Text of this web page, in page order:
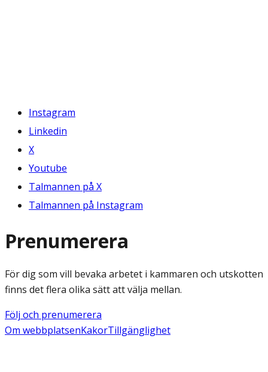
Instagram
Linkedin
X
Youtube
Talmannen på X
Talmannen på Instagram
Prenumerera
För dig som vill bevaka arbetet i kammaren och utskotten
finns det flera olika sätt att välja mellan.
Följ och prenumerera
Om webbplatsenKakorTillgänglighet